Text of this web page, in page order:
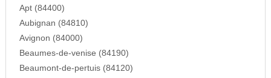
Apt (84400)
Aubignan (84810)
Avignon (84000)
Beaumes-de-venise (84190)
Beaumont-de-pertuis (84120)